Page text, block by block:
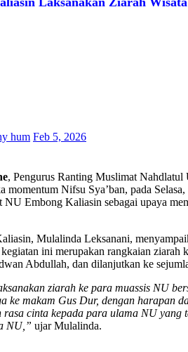
hum Feb 5, 2026
, Pengurus Ranting Muslimat
momentum Nifsu Sya’ban, pada
Embong Kaliasin sebagai upaya
Mulalinda Leksanani,
ini merupakan rangkaian ziarah
Abdullah, dan dilanjutkan ke
ziarah ke para muassis NU
ke makam Gus Dur, dengan harapan
rasa cinta kepada para ulama NU yang
NU,” ujar Mulalinda.